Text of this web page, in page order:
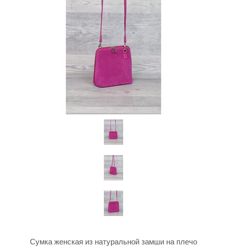
Сумка женская из натуральной замши на плечо